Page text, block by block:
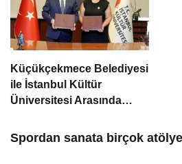
Küçükçekmece Belediyesi
ile İstanbul Kültür
Üniversitesi Arasında
Spordan sanata birçok